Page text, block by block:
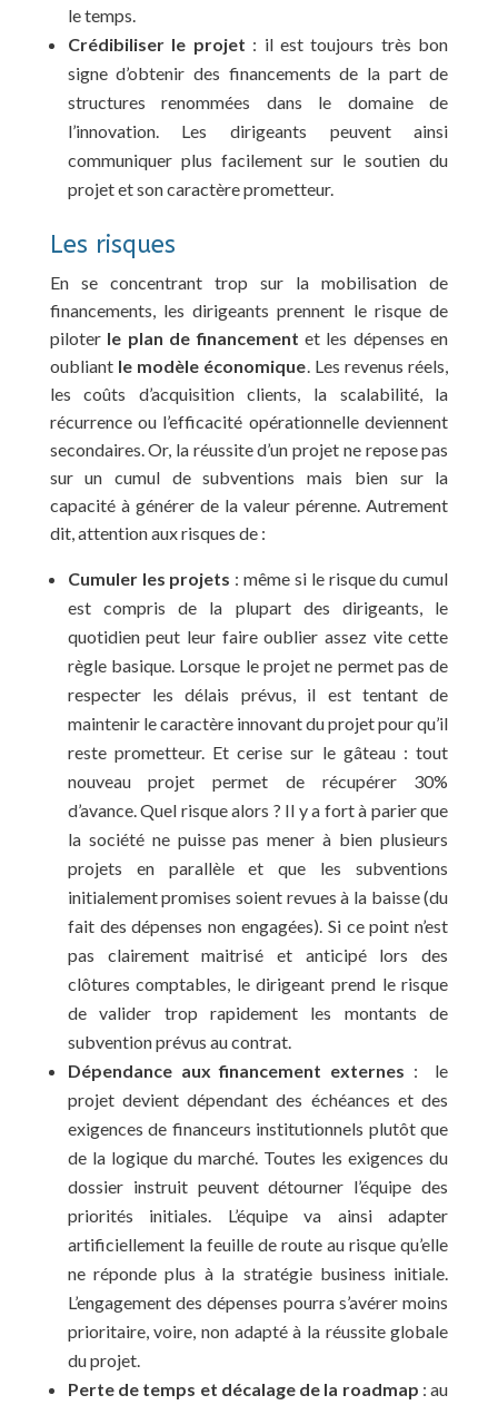
le temps.
Crédibiliser le projet : il est toujours très bon
signe d’obtenir des financements de la part de
structures renommées dans le domaine de
l’innovation. Les dirigeants peuvent ainsi
communiquer plus facilement sur le soutien du
projet et son caractère prometteur.
Les risques
En se concentrant trop sur la mobilisation de
financements, les dirigeants prennent le risque de
piloter le plan de financement et les dépenses en
oubliant le modèle économique . Les revenus réels,
les coûts d’acquisition clients, la scalabilité, la
récurrence ou l’efficacité opérationnelle deviennent
secondaires. Or, la réussite d’un projet ne repose pas
sur un cumul de subventions mais bien sur la
capacité à générer de la valeur pérenne. Autrement
dit, attention aux risques de :
Cumuler les projets : même si le risque du cumul
est compris de la plupart des dirigeants, le
quotidien peut leur faire oublier assez vite cette
règle basique. Lorsque le projet ne permet pas de
respecter les délais prévus, il est tentant de
maintenir le caractère innovant du projet pour qu’il
reste prometteur. Et cerise sur le gâteau : tout
nouveau projet permet de récupérer 30%
d’avance. Quel risque alors ? Il y a fort à parier que
la société ne puisse pas mener à bien plusieurs
projets en parallèle et que les subventions
initialement promises soient revues à la baisse (du
fait des dépenses non engagées). Si ce point n’est
pas clairement maitrisé et anticipé lors des
clôtures comptables, le dirigeant prend le risque
de valider trop rapidement les montants de
subvention prévus au contrat.
Dépendance aux financement externes :
le
projet devient dépendant des échéances et des
exigences de financeurs institutionnels plutôt que
de la logique du marché. Toutes les exigences du
dossier instruit peuvent détourner l’équipe des
priorités initiales. L’équipe va ainsi adapter
artificiellement la feuille de route au risque qu’elle
ne réponde plus à la stratégie business initiale.
L’engagement des dépenses pourra s’avérer moins
prioritaire, voire, non adapté à la réussite globale
du projet.
Perte de temps et décalage de la roadmap : au